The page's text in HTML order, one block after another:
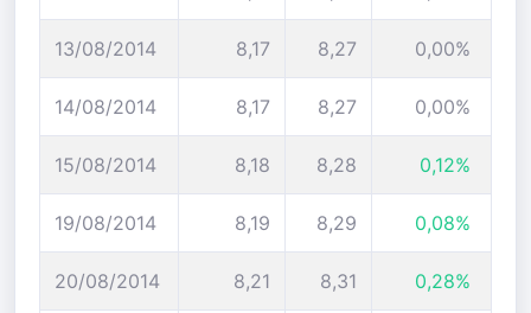
13/08/2014 8,17 8,27 0,00%
14/08/2014 8,17 8,27 0,00%
15/08/2014 8,18 8,28 0,12%
19/08/2014 8,19 8,29 0,08%
20/08/2014 8,21 8,31 0,28%